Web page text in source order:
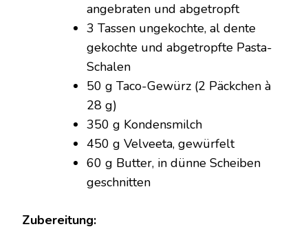
angebraten und abgetropft
3 Tassen ungekochte, al dente
gekochte und abgetropfte Pasta-
Schalen
50 g Taco-Gewürz (2 Päckchen à
28 g)
350 g Kondensmilch
450 g Velveeta, gewürfelt
60 g Butter, in dünne Scheiben
geschnitten
Zubereitung: